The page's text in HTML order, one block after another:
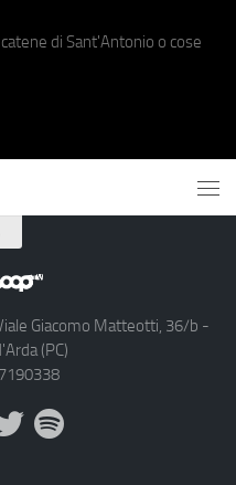
di Sant'Antonio o cose
Giacomo Matteotti, 36/b -
(PC)